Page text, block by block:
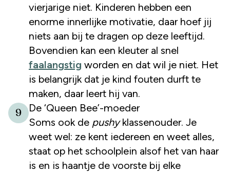
vierjarige niet. Kinderen hebben een
enorme innerlijke motivatie, daar hoef jij
niets aan bij te dragen op deze leeftijd.
Bovendien kan een kleuter al snel
faalangstig worden en dat wil je niet. Het
is belangrijk dat je kind fouten durft te
maken, daar leert hij van.
9
De ‘Queen Bee’-moeder
Soms ook de pushyklassenouder. Je
weet wel: ze kent iedereen en weet alles,
staat op het schoolplein alsof het van haar
is en is haantje de voorste bij elke